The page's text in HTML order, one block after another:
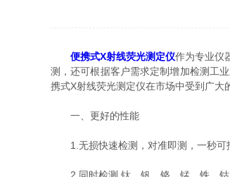
便携式X射线荧光测定仪作为专业仪
测，还可根据客户需求定制增加检测工
携式X射线荧光测定仪在市场中受到广大
一、更好的性能
1.无损快速检测，对准即测，一秒可